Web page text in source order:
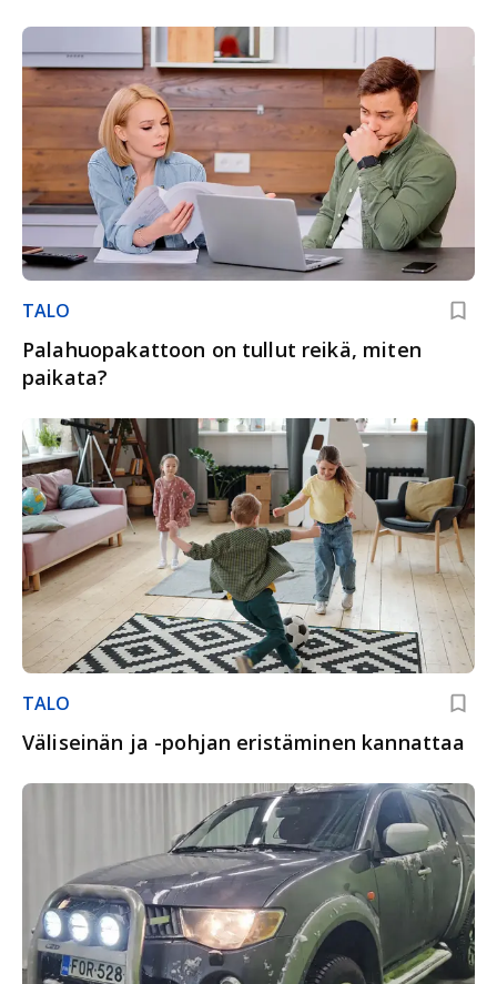
TALO
Palahuopakattoon on tullut reikä, miten
paikata?
TALO
Väliseinän ja -pohjan eristäminen kannattaa